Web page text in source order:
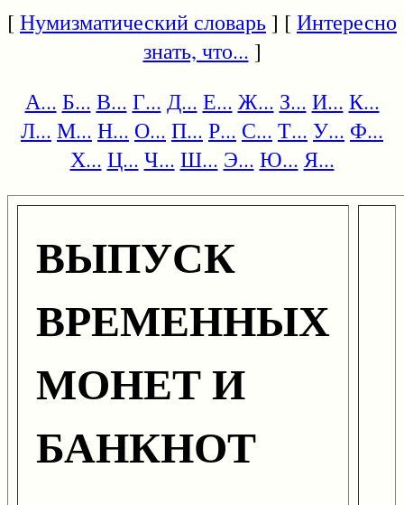
[Нумизматический словарь] [Интересно
знать, что... ]
А... Б... В... Г... Д... Е... Ж... З... И... К...
Л... М... Н... О... П... Р... С... Т... У... Ф...
Х... Ц... Ч... Ш... Э... Ю... Я...
ВЫПУСК
ВРЕМЕННЫХ
МОНЕТ И
БАНКНОТ